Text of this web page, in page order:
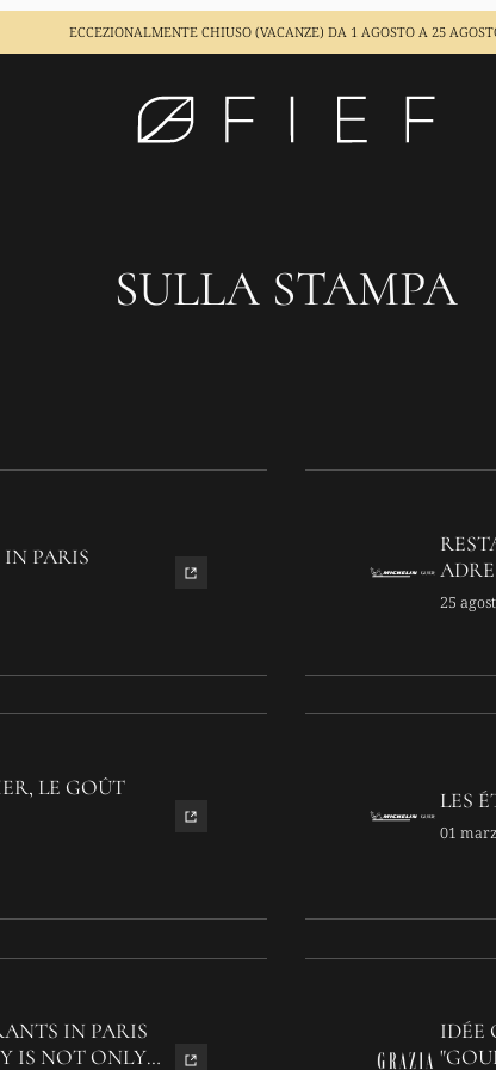
ECCEZIONALMENTE CHIUSO (VACANZE) DA 1 AGOSTO A 25
SULLA STAMPA
PARIS
25
LE GOÛT
LES
01
IN PARIS
IS NOT ONLY
IDÉE